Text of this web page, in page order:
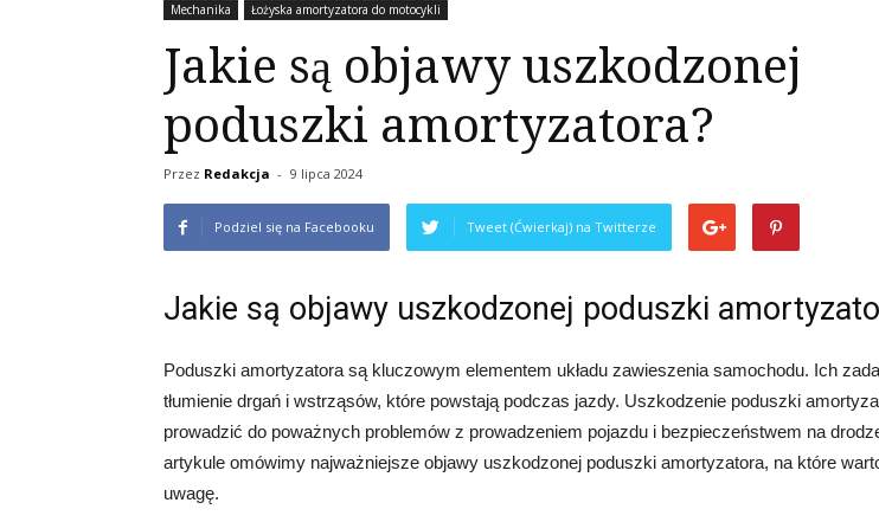
Mechanika Łożyska amortyzatora do motocykli
Jakie są objawy uszkodzonej
poduszki amortyzatora?
Przez Redakcja - 9 lipca 2024
Podziel się na Facebooku Tweet (Ćwierkaj) na Twitterze
Jakie są objawy uszkodzonej poduszki
Poduszki amortyzatora są kluczowym elementem układu zawieszenia samochodu. Ich
tłumienie drgań i wstrząsów, które powstają podczas jazdy. Uszkodzenie poduszki
prowadzić do poważnych problemów z prowadzeniem pojazdu i bezpieczeństwem na
artykule omówimy najważniejsze objawy uszkodzonej poduszki amortyzatora, na które
uwagę.